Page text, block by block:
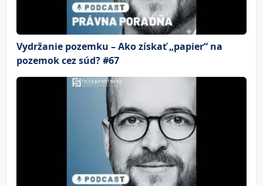
Vydržanie pozemku – Ako získať „papier“ na
pozemok cez súd? #67